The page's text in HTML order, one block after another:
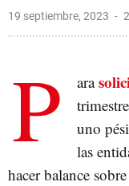
19 septiembre, 2023
P ara
uno
las
hacer balance